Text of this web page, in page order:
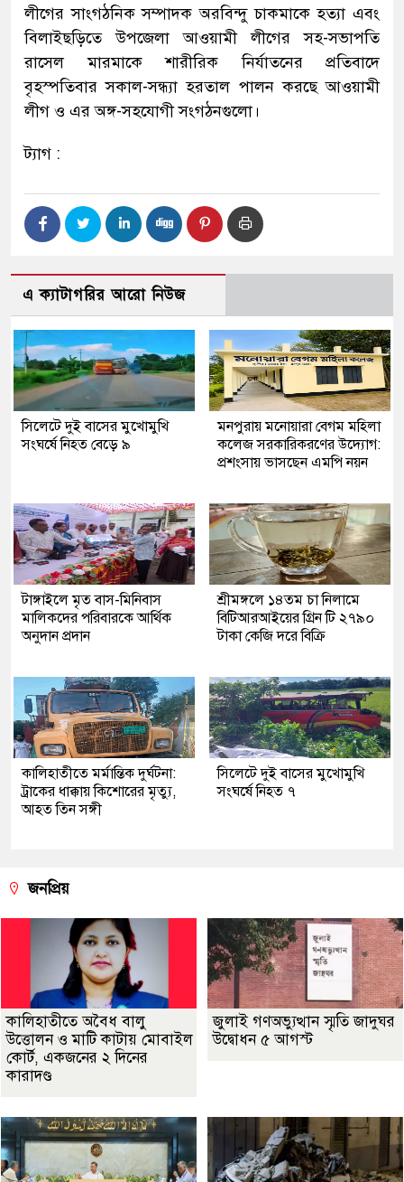
লীগের সাংগঠনিক সম্পাদক অরবিন্দু চাকমাকে হত্যা এবং
বিলাইছড়িতে উপজেলা আওয়ামী লীগের সহ-সভাপতি
রাসেল মারমাকে শারীরিক নির্যাতনের প্রতিবাদে
বৃহস্পতিবার সকাল-সন্ধ্যা হরতাল পালন করছে আওয়ামী
লীগ ও এর অঙ্গ-সহযোগী সংগঠনগুলো।
ট্যাগ :
এ ক্যাটাগরির আরো নিউজ
সিলেটে দুই বাসের মুখোমুখি
সংঘর্ষে নিহত বেড়ে ৯
মনপুরায় মনোয়ারা বেগম মহিলা
কলেজ সরকারিকরণের উদ্যোগ:
প্রশংসায় ভাসছেন এমপি নয়ন
টাঙ্গাইলে মৃত বাস-মিনিবাস
মালিকদের পরিবারকে আর্থিক
অনুদান প্রদান
শ্রীমঙ্গলে ১৪তম চা নিলামে
বিটিআরআইয়ের গ্রিন টি ২৭৯০
টাকা কেজি দরে বিক্রি
কালিহাতীতে মর্মান্তিক দুর্ঘটনা:
ট্রাকের ধাক্কায় কিশোরের মৃত্যু,
আহত তিন সঙ্গী
সিলেটে দুই বাসের মুখোমুখি
সংঘর্ষে নিহত ৭
জনপ্রিয়
কালিহাতীতে অবৈধ বালু
উত্তোলন ও মাটি কাটায় মোবাইল
কোর্ট, একজনের ২ দিনের
কারাদণ্ড
জুলাই গণঅভ্যুত্থান স্মৃতি জাদুঘর
উদ্বোধন ৫ আগস্ট